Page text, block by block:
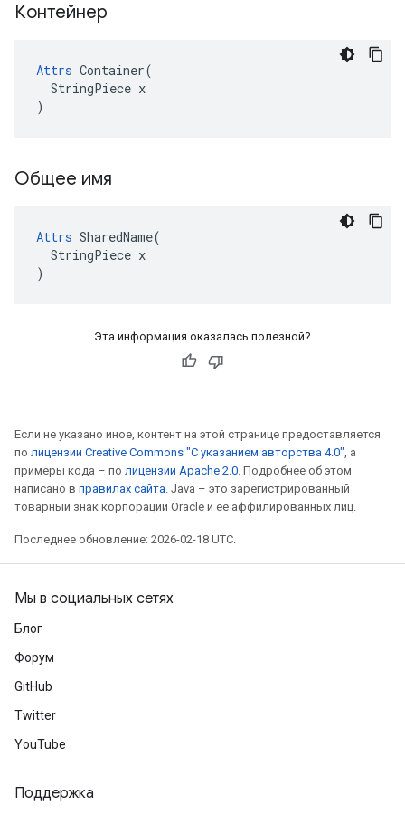
Контейнер
Attrs Container(
  StringPiece x
)
Общее имя
Attrs SharedName(
  StringPiece x
)
Эта информация оказалась полезной?
Если не указано иное, контент на этой странице предоставляется
по лицензии Creative Commons "С указанием авторства 4.0", а
примеры кода – по лицензии Apache 2.0. Подробнее об этом
написано в правилах сайта. Java – это зарегистрированный
товарный знак корпорации Oracle и ее аффилированных лиц.
Последнее обновление: 2026-02-18 UTC.
Мы в социальных сетях
Блог
Форум
GitHub
Twitter
YouTube
Поддержка